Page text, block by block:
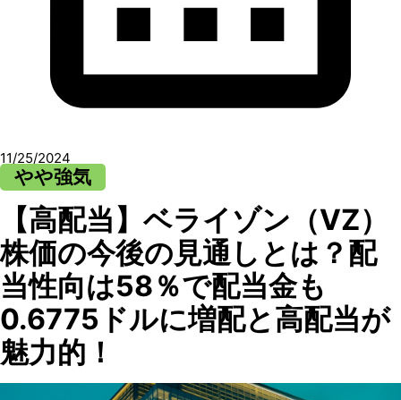
11/25/2024
やや強気
【高配当】ベライゾン（VZ）
株価の今後の見通しとは？配
当性向は58％で配当金も
0.6775ドルに増配と高配当が
魅力的！